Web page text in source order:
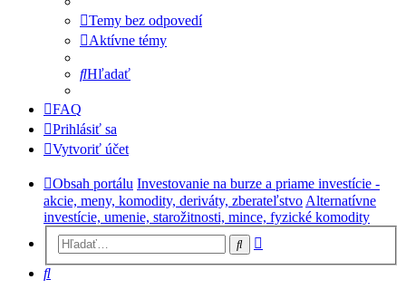
Temy bez odpovedí
Aktívne témy
Hľadať
FAQ
Prihlásiť sa
Vytvoriť účet
Obsah portálu Investovanie na burze a priame investície -
akcie, meny, komodity, deriváty, zberateľstvoAlternatívne
investície, umenie, starožitnosti, mince, fyzické komodity
Hľadať
Hľadať